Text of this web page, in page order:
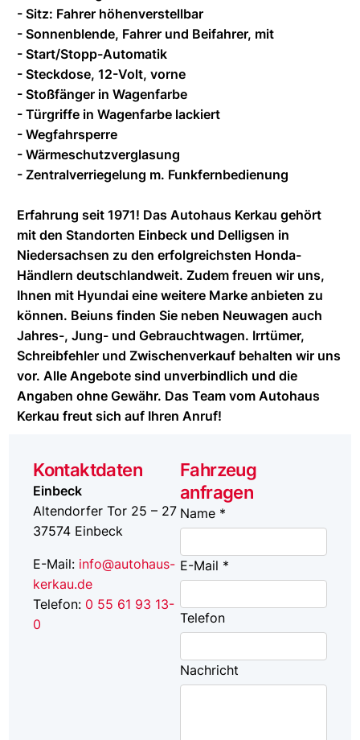
- Sitz: Fahrer höhenverstellbar
- Sonnenblende, Fahrer und Beifahrer, mit
- Start/Stopp-Automatik
- Steckdose, 12-Volt, vorne
- Stoßfänger in Wagenfarbe
- Türgriffe in Wagenfarbe lackiert
- Wegfahrsperre
- Wärmeschutzverglasung
- Zentralverriegelung m. Funkfernbedienung
Erfahrung seit 1971! Das Autohaus Kerkau gehört
mit den Standorten Einbeck und Delligsen in
Niedersachsen zu den erfolgreichsten Honda-
Händlern deutschlandweit. Zudem freuen wir uns,
Ihnen mit Hyundai eine weitere Marke anbieten zu
können. Beiuns finden Sie neben Neuwagen auch
Jahres-, Jung- und Gebrauchtwagen. Irrtümer,
Schreibfehler und Zwischenverkauf behalten wir uns
vor. Alle Angebote sind unverbindlich und die
Angaben ohne Gewähr. Das Team vom Autohaus
Kerkau freut sich auf Ihren Anruf!
Kontaktdaten
Einbeck
Altendorfer Tor 25 – 27
37574 Einbeck
E-Mail: info@autohaus-
kerkau.de
Telefon: 0 55 61 93 13-
0
Fahrzeug
anfragen
Name *
E-Mail *
Telefon
Nachricht